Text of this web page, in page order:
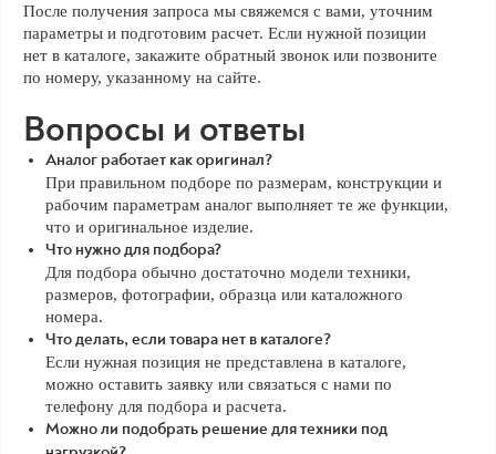
После получения запроса мы свяжемся с вами, уточним
параметры и подготовим расчет. Если нужной позиции
нет в каталоге, закажите обратный звонок или позвоните
по номеру, указанному на сайте.
Вопросы и ответы
Аналог работает как оригинал?
При правильном подборе по размерам, конструкции и
рабочим параметрам аналог выполняет те же функции,
что и оригинальное изделие.
Что нужно для подбора?
Для подбора обычно достаточно модели техники,
размеров, фотографии, образца или каталожного
номера.
Что делать, если товара нет в каталоге?
Если нужная позиция не представлена в каталоге,
можно оставить заявку или связаться с нами по
телефону для подбора и расчета.
Можно ли подобрать решение для техники под